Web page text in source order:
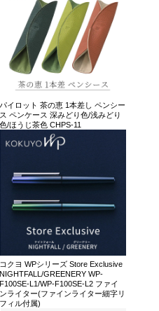
パイロット 茶の恵 1本差し ペンシー
ス ペンケース 深みどり色/浅みどり
色/ほうじ茶色 CHPS-11
コクヨ WPシリーズ Store Exclusive
NIGHTFALL/GREENERY WP-
F100SE-L1/WP-F100SE-L2 ファイ
ンライター(ファインライター細字リ
フィル付属)